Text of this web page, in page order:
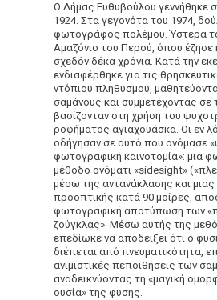
Ο Δήμας Ευθυβούλου γεννήθηκε
1924. Στα γεγονότα του 1974,
φωτογράφος πολέμου. Ύστερα
Αμαζόνιο του Περού, όπου έζησε
σχεδόν δέκα χρόνια. Κατά την
ενδιαφέρθηκε για τις
ντόπιου πληθυσμού,
σαμάνους και συμμετέχοντας σε
βασίζονταν στη χρήση του
ροφήματος αγιαχουάσκα. Οι εν
οδήγησαν σε αυτό που ονόμασε
φωτογραφική καινοτομία»: μια
μέθοδο ονόματι «sidesight»
μέσω της αντανάκλασης και
προοπτικής κατά 90 μοίρες,
φωτογραφική αποτύπωση των
ζούγκλας». Μέσω αυτής της
επεδίωκε να αποδείξει ότι ο
διέπεται από πνευματικότητα,
ανιμιστικές πεποιθήσεις των
αναδεικνύοντας τη «μαγική
ουσία» της φύσης.